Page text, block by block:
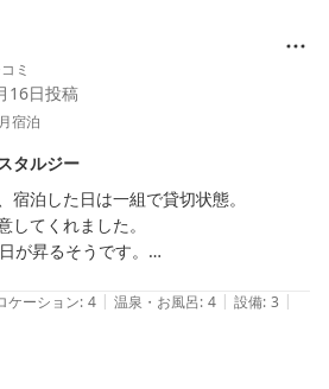
ミ
16日投稿
宿泊
タルジー
宿泊した日は一組で貸切状態。
してくれました。
が昇るそうです。
ノスタルジーを感じる旅館でした。
ケーション: 4 | 温泉・お風呂: 4 | 設備: 3 |